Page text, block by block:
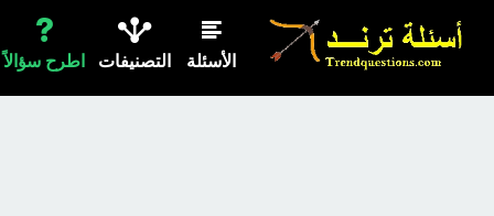
الأسئلة التصنيفات اطرح سؤالاً